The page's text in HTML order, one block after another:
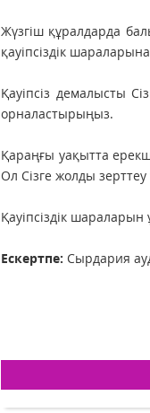
Жүзгіш құралдарда
қауіпсіздік
Қауіпсіз демалысты
орналастырыңыз.
Қараңғы уақытта
Ол Сізге жолды
Қауіпсіздік
Ескертпе: Сырдария